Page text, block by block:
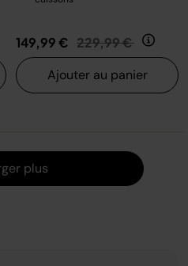
149,99 € Prix réduit de
229,99 € au
Ajouter au panier
plus